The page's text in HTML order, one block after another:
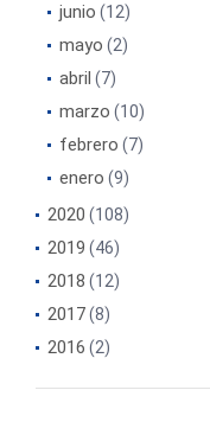
junio (12)
mayo (2)
abril (7)
marzo (10)
febrero (7)
enero (9)
2020 (108)
2019 (46)
2018 (12)
2017(8)
2016 (2)